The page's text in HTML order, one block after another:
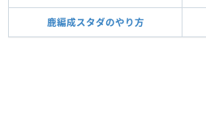
鹿編成スタダのやり方